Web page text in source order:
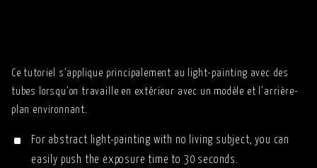
Ce tutoriel s'applique principalement au light-painting avec des
tubes lorsqu'on travaille en extérieur avec un modèle et l'arrière-
plan environnant.
For abstract light-painting with no living subject, you can
easily push the exposure time to 30 seconds.